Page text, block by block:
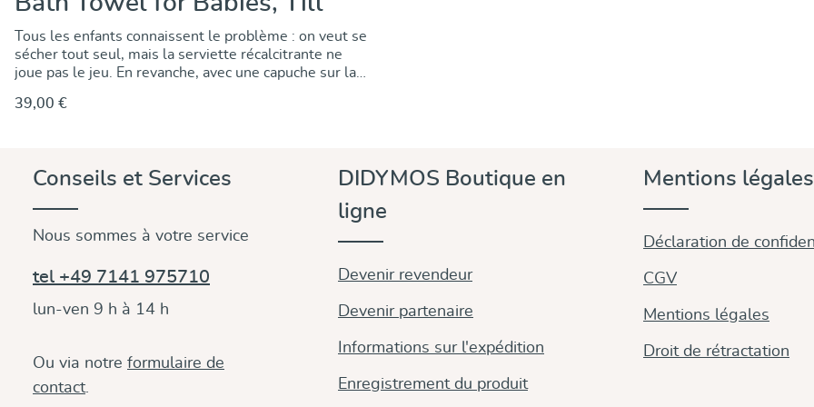
Tous les enfants connaissent le problème : on veut se
sécher tout seul, mais la serviette récalcitrante ne
joue pas le jeu. En revanche, avec une capuche sur la
immédiatement séchée et tenue au chaud. Et cette
ainsi bien au chaud après le bain et ne se refroidissent
gaufré est très absorbant et sèche rapidement, c'est
donc aussi un drap de bain idéal pour les sorties à la
39,00 €
Conseils et Services
Nous sommes à votre service
tel +49 7141 975710
lun-ven 9 h à 14 h
Ou via notre formulaire de
contact.
DIDYMOS Boutique en
ligne
Devenir revendeur
Devenir partenaire
Informations sur l'expédition
Enregistrement du produit
Mentions légales
Déclaration de
CGV
Mentions légales
Droit de rétractation